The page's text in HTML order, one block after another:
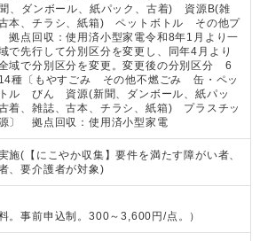
、ダンボール、紙パック、古着) 資源B(雑
本、チラシ、紙箱) ペットボトル その他プ
拠点回収：使用済小型家電令和8年1月より一
で先行して分別区分を変更し、同年4月より
域で分別区分を変更。変更後の分別区分 6
種〔もやすごみ その他不燃ごみ 缶・ペッ
トル びん 資源(新聞、ダンボール、紙パッ
着、雑誌、古本、チラシ、紙箱) プラスチッ
〕 拠点回収：使用済小型家電
施(【にこやか収集】要件を満たす障がい者、
、要介護者が対象)
。事前申込制。300～3,600円/点。 ）